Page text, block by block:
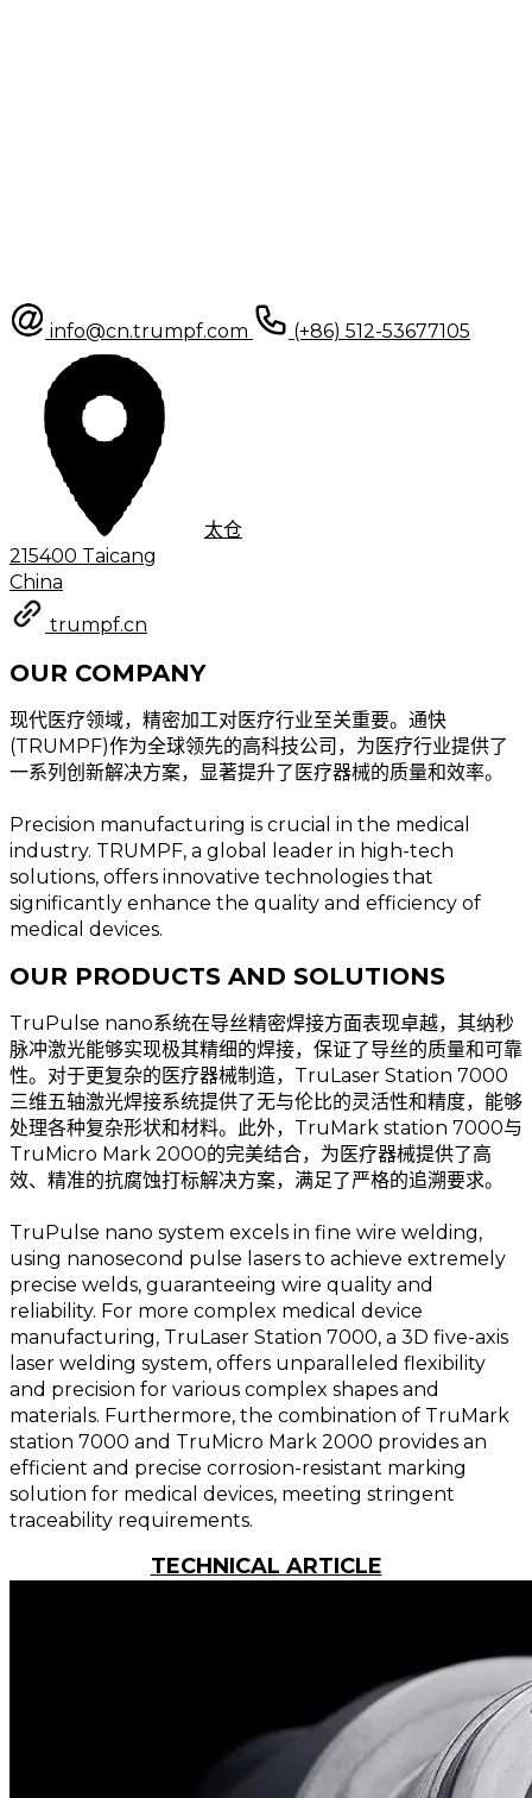
info@cn.trumpf.com (+86) 512-53677105
太仓
215400 Taicang
China
trumpf.cn
OUR COMPANY
现代医疗领域，精密加工对医疗行业至关重要。通快
(TRUMPF)作为全球领先的高科技公司，为医疗行业提供了
一系列创新解决方案，显著提升了医疗器械的质量和效率。
Precision manufacturing is crucial in the medical
industry. TRUMPF, a global leader in high-tech
solutions, offers innovative technologies that
significantly enhance the quality and efficiency of
medical devices.
OUR PRODUCTS AND SOLUTIONS
TruPulse nano系统在导丝精密焊接方面表现卓越，其纳秒
脉冲激光能够实现极其精细的焊接，保证了导丝的质量和可靠
性。对于更复杂的医疗器械制造，TruLaser Station 7000
三维五轴激光焊接系统提供了无与伦比的灵活性和精度，能够
处理各种复杂形状和材料。此外，TruMark station 7000与
TruMicro Mark 2000的完美结合，为医疗器械提供了高
效、精准的抗腐蚀打标解决方案，满足了严格的追溯要求。
TruPulse nano system excels in fine wire welding,
using nanosecond pulse lasers to achieve extremely
precise welds, guaranteeing wire quality and
reliability. For more complex medical device
manufacturing, TruLaser Station 7000, a 3D five-axis
laser welding system, offers unparalleled flexibility
and precision for various complex shapes and
materials. Furthermore, the combination of TruMark
station 7000 and TruMicro Mark 2000 provides an
efficient and precise corrosion-resistant marking
solution for medical devices, meeting stringent
traceability requirements.
TECHNICAL ARTICLE